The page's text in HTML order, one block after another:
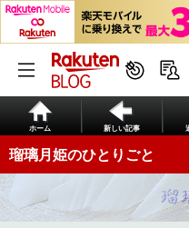
ホーム 新しい記事
瑠璃月姫のひとりごと